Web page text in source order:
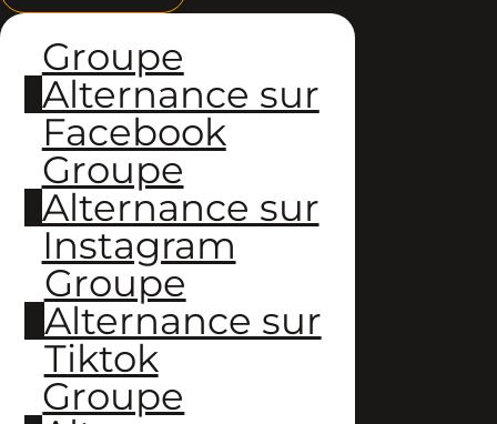
Groupe
Alternance sur
Facebook
Groupe
Alternance sur
Instagram
Groupe
Alternance sur
Tiktok
Groupe